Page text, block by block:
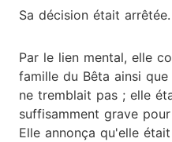
Sa décision était arrêtée.
Par le lien mental, elle
famille du Bêta ainsi
ne tremblait pas ; elle
suffisamment grave
Elle annonça qu'elle